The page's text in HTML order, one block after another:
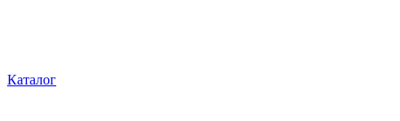
Каталог